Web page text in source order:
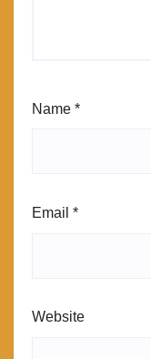
Name *
Email *
Website